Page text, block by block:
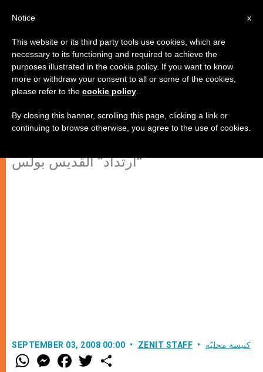
ما هي النقطة الجوهرية في خبر ارتداد
القديس بولس؟
“ارتداد” القديس بولس
SEPTEMBER 03, 2008 00:00 ZENIT STAFF كنيسة محليّة
W
h
M
e
F
a w
x
Notice
This website or its third party tools use cookies, which are
necessary to its functioning and required to achieve the
purposes illustrated in the cookie policy. If you want to know
more or withdraw your consent to all or some of the cookies,
please refer to the cookie policy
By closing this banner, scrolling this page, clicking a link or
continuing to browse otherwise, you agree to the use of cookies.